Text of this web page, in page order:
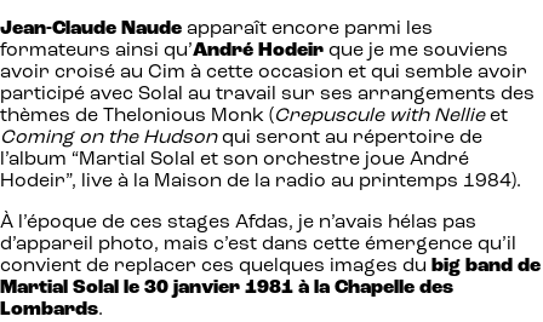
Jean-Claude Naude apparaît encore parmi les
formateurs ainsi qu’André Hodeir que je me souviens
avoir croisé au Cim à cette occasion et qui semble avoir
participé avec Solal au travail sur ses arrangements des
thèmes de Thelonious Monk (Crepuscule with Nellieet
Coming on the Hudsonqui seront au répertoire de
l’album “Martial Solal et son orchestre joue André
Hodeir”, live à la Maison de la radio au printemps 1984).
À l’époque de ces stages Afdas, je n’avais hélas pas
d’appareil photo, mais c’est dans cette émergence qu’il
convient de replacer ces quelques images du big band de
Martial Solal le 30 janvier 1981 à la Chapelle des
Lombards.